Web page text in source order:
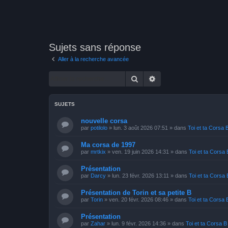
Sujets sans réponse
Aller à la recherche avancée
Rechercher
SUJETS
nouvelle corsa
par potilolo » lun. 3 août 2026 07:51 » dans Toi et ta Corsa
Ma corsa de 1997
par mrtkix » ven. 19 juin 2026 14:31 » dans Toi et ta Corsa
Présentation
par Darcy » lun. 23 févr. 2026 13:11 » dans Toi et ta Corsa
Présentation de Torin et sa petite B
par Torin » ven. 20 févr. 2026 08:46 » dans Toi et ta Corsa
Présentation
par Zahar » lun. 9 févr. 2026 14:36 » dans Toi et ta Corsa B